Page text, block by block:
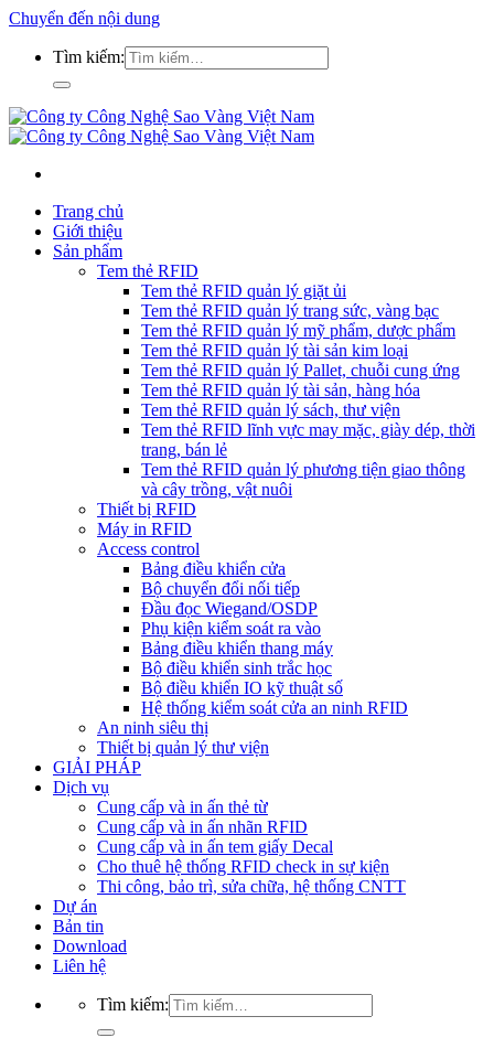
Chuyển đến nội dung
Tìm kiếm:
Trang chủ
Giới thiệu
Sản phẩm
Tem thẻ RFID
Tem thẻ RFID quản lý giặt ủi
Tem thẻ RFID quản lý trang sức, vàng bạc
Tem thẻ RFID quản lý mỹ phẩm, dược phẩm
Tem thẻ RFID quản lý tài sản kim loại
Tem thẻ RFID quản lý Pallet, chuỗi cung ứng
Tem thẻ RFID quản lý tài sản, hàng hóa
Tem thẻ RFID quản lý sách, thư viện
Tem thẻ RFID lĩnh vực may mặc, giày dép, thời
trang, bán lẻ
Tem thẻ RFID quản lý phương tiện giao thông
và cây trồng, vật nuôi
Thiết bị RFID
Máy in RFID
Access control
Bảng điều khiển cửa
Bộ chuyển đổi nối tiếp
Đầu đọc Wiegand/OSDP
Phụ kiện kiểm soát ra vào
Bảng điều khiển thang máy
Bộ điều khiển sinh trắc học
Bộ điều khiển IO kỹ thuật số
Hệ thống kiểm soát cửa an ninh RFID
An ninh siêu thị
Thiết bị quản lý thư viện
GIẢI PHÁP
Dịch vụ
Cung cấp và in ấn thẻ từ
Cung cấp và in ấn nhãn RFID
Cung cấp và in ấn tem giấy Decal
Cho thuê hệ thống RFID check in sự kiện
Thi công, bảo trì, sửa chữa, hệ thống CNTT
Dự án
Bản tin
Download
Liên hệ
Tìm kiếm: